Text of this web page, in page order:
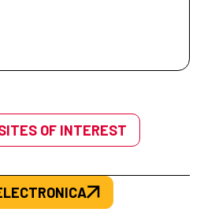
OF INTEREST